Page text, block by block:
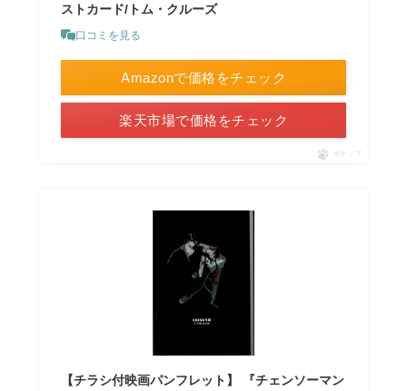
ストカード/トム・クルーズ
口コミを見る
Amazonで価格をチェック
楽天市場で価格をチェック
ポチップ
【チラシ付映画パンフレット】 『チェンソーマン